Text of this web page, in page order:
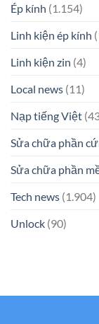
Ép kính (1.154)
Linh kiện ép kính
Linh kiện zin (4)
Local news (11)
Nạp tiếng Việt
Sửa chữa phần
Sửa chữa phần
Tech news (1.904)
Unlock (90)